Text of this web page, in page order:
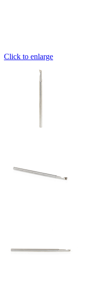
Click to enlarge